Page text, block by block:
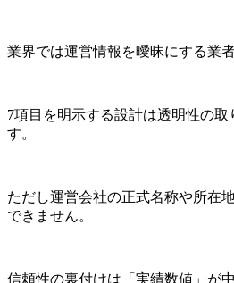
業界では運営情報を曖昧にする業
7項目を明示する設計は透明性の取
す。
ただし運営会社の正式名称や所在
できません。
信頼性の裏付けは「実績数値」が